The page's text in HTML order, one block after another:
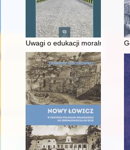
Uwagi o edukacji moralnej